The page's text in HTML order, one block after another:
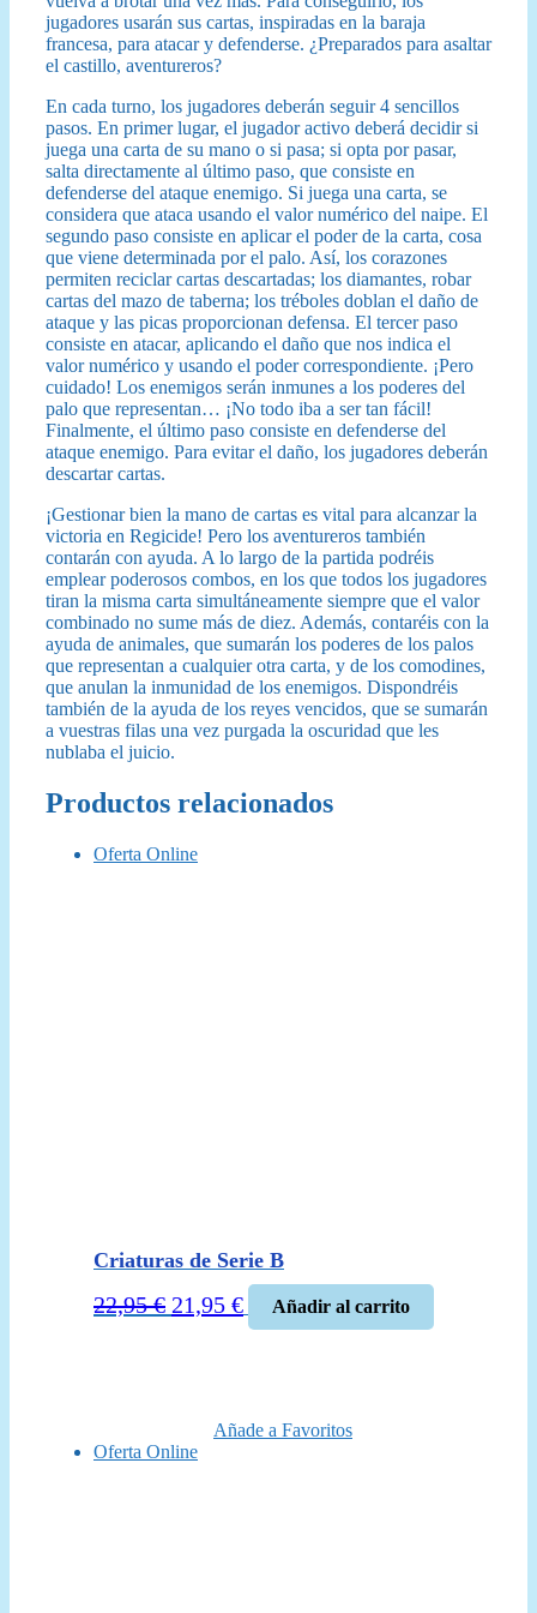
jugadores usarán sus cartas, inspiradas en la baraja
francesa, para atacar y defenderse. ¿Preparados para asaltar
el castillo, aventureros?
En cada turno, los jugadores deberán seguir 4 sencillos
pasos. En primer lugar, el jugador activo deberá decidir si
juega una carta de su mano o si pasa; si opta por pasar,
salta directamente al último paso, que consiste en
defenderse del ataque enemigo. Si juega una carta, se
considera que ataca usando el valor numérico del naipe. El
segundo paso consiste en aplicar el poder de la carta, cosa
que viene determinada por el palo. Así, los corazones
permiten reciclar cartas descartadas; los diamantes, robar
cartas del mazo de taberna; los tréboles doblan el daño de
ataque y las picas proporcionan defensa. El tercer paso
consiste en atacar, aplicando el daño que nos indica el
valor numérico y usando el poder correspondiente. ¡Pero
cuidado! Los enemigos serán inmunes a los poderes del
palo que representan… ¡No todo iba a ser tan fácil!
Finalmente, el último paso consiste en defenderse del
ataque enemigo. Para evitar el daño, los jugadores deberán
descartar cartas.
¡Gestionar bien la mano de cartas es vital para alcanzar la
victoria en Regicide! Pero los aventureros también
contarán con ayuda. A lo largo de la partida podréis
emplear poderosos combos, en los que todos los jugadores
tiran la misma carta simultáneamente siempre que el valor
combinado no sume más de diez. Además, contaréis con la
ayuda de animales, que sumarán los poderes de los palos
que representan a cualquier otra carta, y de los comodines,
que anulan la inmunidad de los enemigos. Dispondréis
también de la ayuda de los reyes vencidos, que se sumarán
a vuestras filas una vez purgada la oscuridad que les
nublaba el juicio.
Productos relacionados
Oferta Online
Criaturas de Serie B
22,95€ El
21,95 €El
precio
Añadir al carrito
Añade a Favoritos
Oferta Online